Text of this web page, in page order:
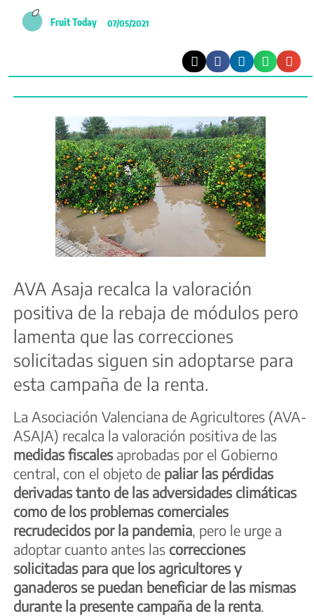
Fruit Today 07/05/2021
AVA Asaja recalca la valoración
positiva de la rebaja de módulos pero
lamenta que las correcciones
solicitadas siguen sin adoptarse para
esta campaña de la renta.
La Asociación Valenciana de Agricultores (AVA-
ASAJA) recalca la valoración positiva de las
medidas fiscalesaprobadas por el Gobierno
central, con el objeto de paliar las pérdidas
derivadas tanto de las adversidades climáticas
como de los problemas comerciales
recrudecidos por la pandemia, pero le urge a
adoptar cuanto antes las correcciones
solicitadas para que los agricultores y
ganaderos se puedan beneficiar de las mismas
durante la presente campaña de la renta.